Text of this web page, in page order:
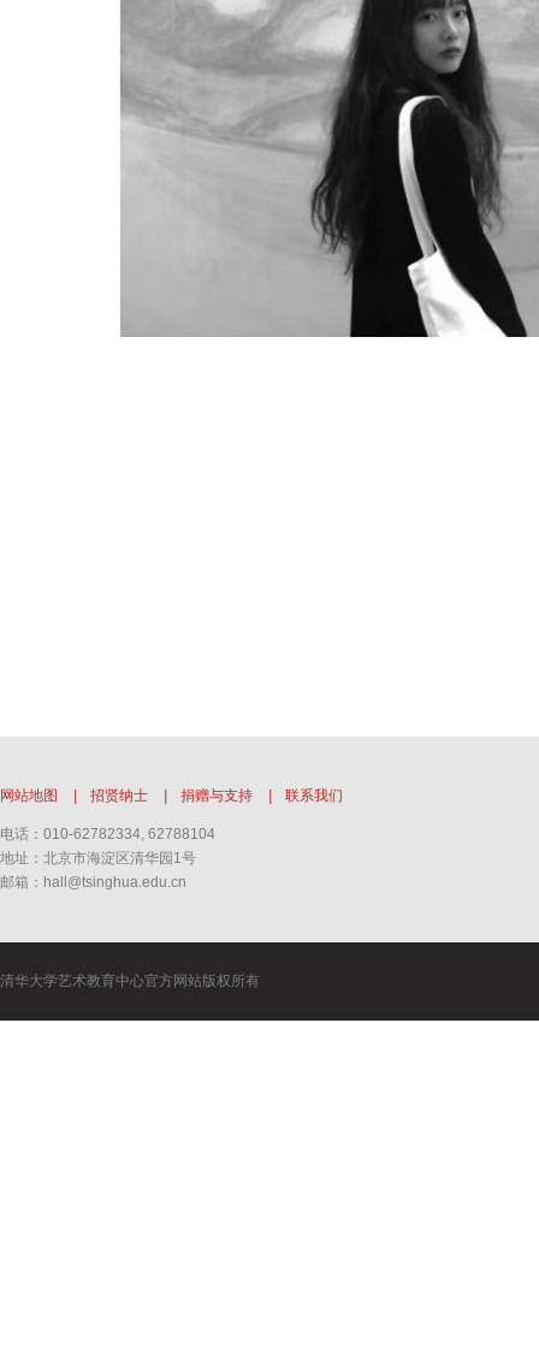
网站地图 招贤纳士 捐赠与支持 联系我们
电话：010-62782334, 62788104
地址：北京市海淀区清华园1号
邮箱：hall@tsinghua.edu.cn
清华大学艺术教育中心官方网站版权所有